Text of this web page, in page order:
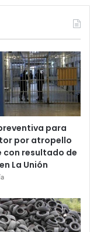
para
por atropello
con resultado de
La Unión